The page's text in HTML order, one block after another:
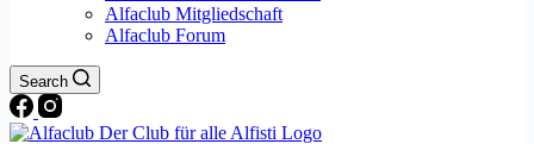
Alfaclub Mitgliedschaft
Alfaclub Forum
Search